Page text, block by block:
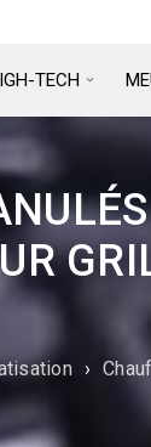
TECH
›